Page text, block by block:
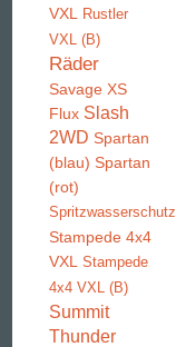
VXL
Rustler
VXL (B)
Räder
Savage XS
Flux Slash
2WD Spartan
(blau) Spartan
(rot)
Spritzwasserschutz
Stampede 4x4
VXL
Stampede
4x4 VXL (B)
Summit
Thunder